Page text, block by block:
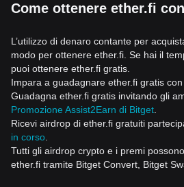
Come ottenere ether.fi
L’utilizzo di denaro contante per
modo per ottenere ether.fi. Se hai il
puoi ottenere ether.fi gratis.
Impara a guadagnare ether.fi gratis con
Guadagna ether.fi gratis invitando gli
Promozione Assist2Earn di Bitget
Ricevi airdrop di ether.fi gratuiti
in corso
Tutti gli airdrop crypto e i premi
ether.fi tramite Bitget Convert, Bitget